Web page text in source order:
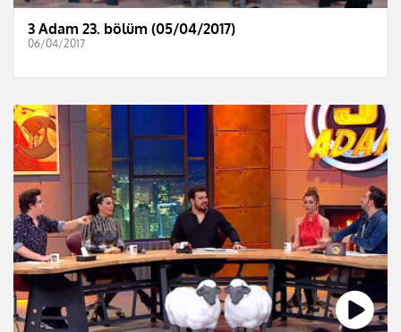
3 Adam 23. bölüm (05/04/2017)
06/04/2017